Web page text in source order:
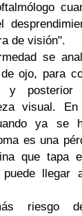
de visión".
se
ojo, para
y
visual.
ya se
es una
que tapa
llegar
riesgo